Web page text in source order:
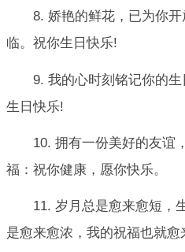
8. 娇艳的鲜花，已为你
临。祝你生日快乐!
9. 我的心时刻铭记你的
生日快乐!
10. 拥有一份美好的友谊
福：祝你健康，愿你快乐。
11. 岁月总是愈来愈短，
是愈来愈浓，我的祝福也就愈